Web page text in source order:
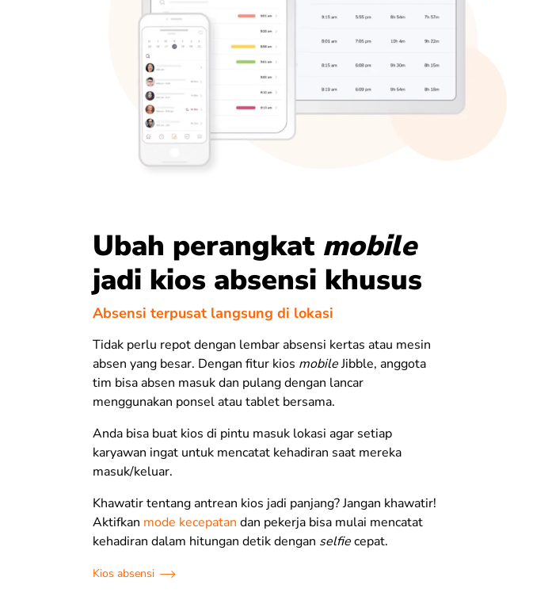
Ubah perangkat mobile
jadi kios absensi khusus
Absensi terpusat langsung di lokasi
Tidak perlu repot dengan lembar absensi kertas atau mesin
absen yang besar. Dengan fitur kios mobileJibble, anggota
tim bisa absen masuk dan pulang dengan lancar
menggunakan ponsel atau tablet bersama.
Anda bisa buat kios di pintu masuk lokasi agar setiap
karyawan ingat untuk mencatat kehadiran saat mereka
masuk/keluar.
Khawatir tentang antrean kios jadi panjang? Jangan khawatir!
Aktifkan mode kecepatan dan pekerja bisa mulai mencatat
kehadiran dalam hitungan detik dengan selfiecepat.
Kios absensi